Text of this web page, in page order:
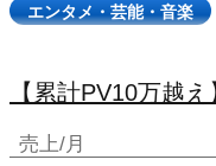
エンタメ・芸能・音楽
【累計PV10万越
売上/月